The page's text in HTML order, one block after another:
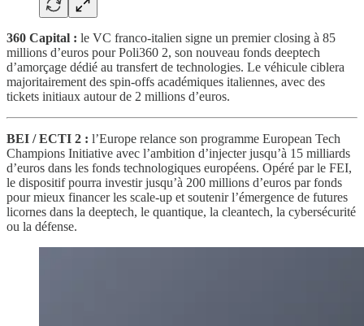
360 Capital : le VC franco-italien signe un premier closing à 85
millions d’euros pour Poli360 2, son nouveau fonds deeptech
d’amorçage dédié au transfert de technologies. Le véhicule ciblera
majoritairement des spin-offs académiques italiennes, avec des
tickets initiaux autour de 2 millions d’euros.
BEI / ECTI 2 : l’Europe relance son programme European Tech
Champions Initiative avec l’ambition d’injecter jusqu’à 15 milliards
d’euros dans les fonds technologiques européens. Opéré par le FEI,
le dispositif pourra investir jusqu’à 200 millions d’euros par fonds
pour mieux financer les scale-up et soutenir l’émergence de futures
licornes dans la deeptech, le quantique, la cleantech, la cybersécurité
ou la défense.